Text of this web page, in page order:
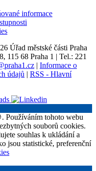
informace
Úřad městské části Praha
115 68 Praha 1 | Tel.: 221
| Informace o
údajů | RSS - Hlavní
Používáním tohoto webu
souborů cookies.
souhlas k ukládání a
jsou statistické, preferenční